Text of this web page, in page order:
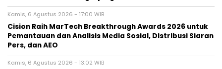
Kamis, 6 Agustus 2026 - 17:00 WIB
Cision Raih MarTech Breakthrough Awards 2026 untuk
Pemantauan dan Analisis Media Sosial, Distribusi Siaran
Pers, dan AEO
Kamis, 6 Agustus 2026 - 13:02 WIB